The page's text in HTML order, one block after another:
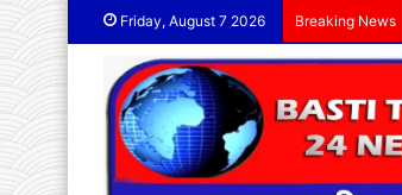
Friday, August 7 2026 Breaking News